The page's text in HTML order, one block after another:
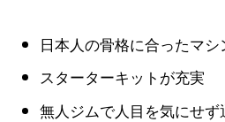
日本人の骨格に合ったマシ
スターターキットが充実
無人ジムで人目を気にせず